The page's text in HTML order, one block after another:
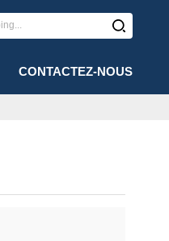
CONTACTEZ-NOUS